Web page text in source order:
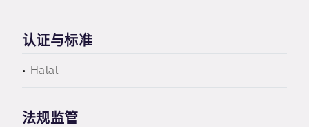
认证与标准
Halal
法规监管